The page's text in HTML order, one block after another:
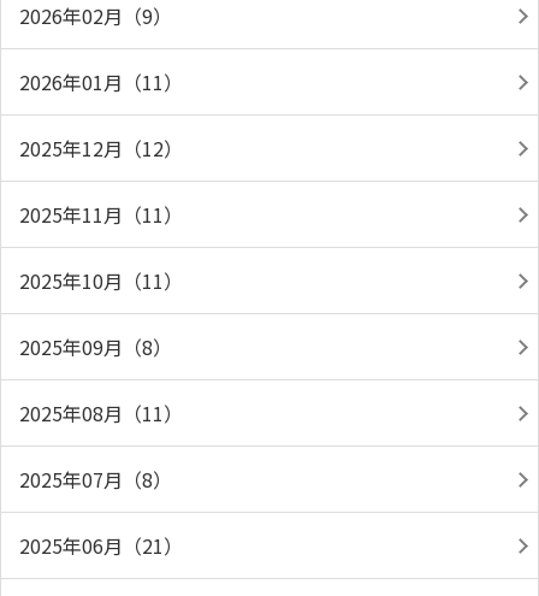
2026年02月（9）
2026年01月（11）
2025年12月（12）
2025年11月（11）
2025年10月（11）
2025年09月（8）
2025年08月（11）
2025年07月（8）
2025年06月（21）